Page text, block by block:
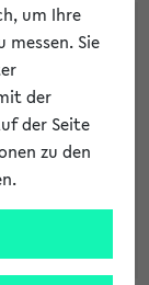
um Ihre
Sie
der
der Seite
zu den